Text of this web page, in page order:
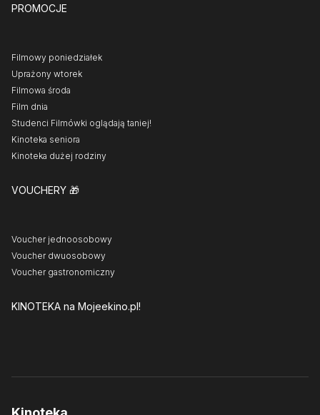
PROMOCJE
Filmowy poniedziałek
Uprażony wtorek
Filmowa środa
Film dnia
Studenci Filmówki oglądają taniej!
Kinoteka seniora
Kinoteka dużej rodziny
VOUCHERY 🎁
Voucher jednoosobowy
Voucher dwuosobowy
Voucher gastronomiczny
KINOTEKA na Mojeekino.pl!